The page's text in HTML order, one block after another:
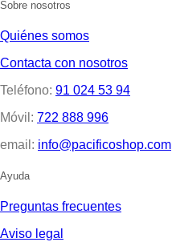
Sobre nosotros
Quiénes somos
Contacta con nosotros
Teléfono: 91 024 53 94
Móvil: 722 888 996
email: info@pacificoshop.com
Ayuda
Preguntas frecuentes
Aviso legal